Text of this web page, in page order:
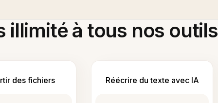
illimité à tous nos outils
des fichiers Réécrire du texte avec IA